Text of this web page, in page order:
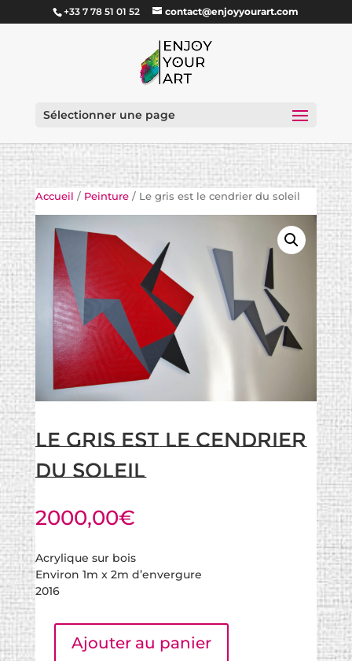
+33 7 78 51 01 52 contact@enjoyyourart.com
Sélectionner une page
Accueil / Peinture/ Le gris est le cendrier du soleil
Le gris est le cendrier
du soleil
2000,00€
Acrylique sur bois
Environ 1m x 2m d’envergure
2016
Ajouter au panier